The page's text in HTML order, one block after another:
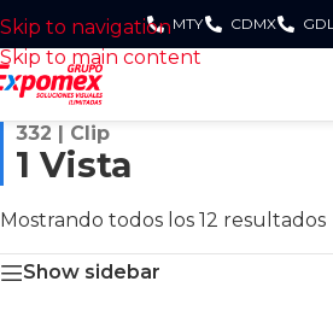
Skip to navigation
Skip to main content
MTY CDMX
332 | Clip
1 Vista
Mostrando todos los 12 resultados
Show sidebar